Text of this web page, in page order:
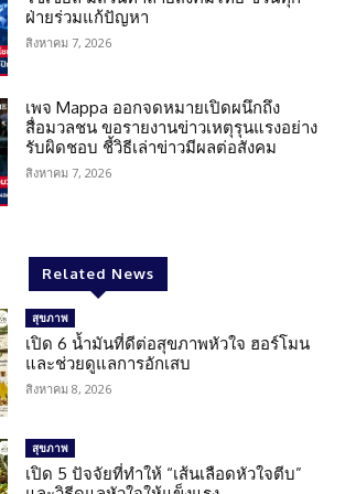
ฝ่ายร่วมแก้ปัญหา
สิงหาคม 7, 2026
เพจ Mappa ออกจดหมายเปิดผนึกถึง
สื่อมวลชน ขอรายงานข่าวเหตุรุนแรงอย่าง
รับผิดชอบ ชี้วิธีเล่าข่าวมีผลต่อสังคม
สิงหาคม 7, 2026
Related News
สุขภาพ
เปิด 6 น้ำมันที่ดีต่อสุขภาพหัวใจ ฮอร์โมน
และช่วยดูแลการอักเสบ
สิงหาคม 8, 2026
สุขภาพ
เปิด 5 ปัจจัยที่ทำให้ “เส้นเลือดหัวใจตีบ”